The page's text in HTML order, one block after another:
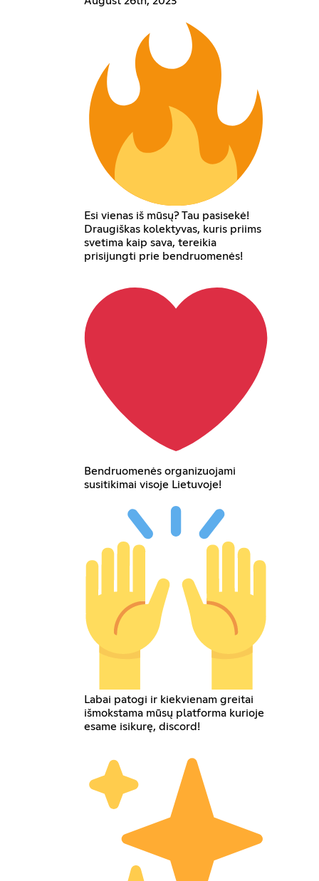
Esi vienas iš mūsų? Tau pasisekė!
Draugiškas kolektyvas, kuris priims
svetima kaip sava, tereikia
prisijungti prie bendruomenės!
Bendruomenės organizuojami
susitikimai visoje Lietuvoje!
Labai patogi ir kiekvienam greitai
išmokstama mūsų platforma kurioje
esame isikurę, discord!